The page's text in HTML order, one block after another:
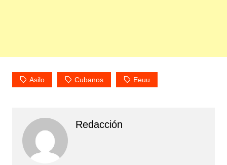
Asilo Cubanos Eeuu
Redacción